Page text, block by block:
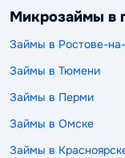
Микрозаймы в
Займы в Ростове-
Займы в Тюмени
Займы в Перми
Займы в Омске
Займы в